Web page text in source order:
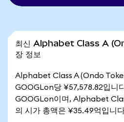
최신 Alphabet Class A
장 정보
Alphabet Class A (Ondo
GOOGLon당 ¥57,578.82입니
GOOGLon이며, Alphabet
의 시가 총액은 ¥35.49억입니